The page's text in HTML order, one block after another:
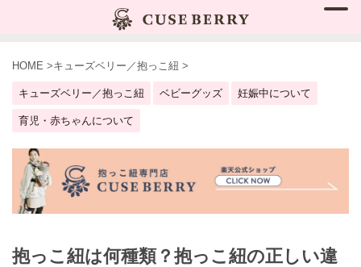
HOME >キューズベリー／抱っこ紐 >
キューズベリー／抱っこ紐 ベビーグッズ 妊娠中について
育児・赤ちゃんについて
抱っこ紐は何種類？抱っこ紐の正しい違